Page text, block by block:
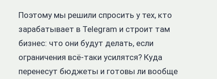
Поэтому мы решили спросить у тех, кто
зарабатывает в Telegram и строит там
бизнес: что они будут делать, если
ограничения всё-таки усилятся? Куда
перенесут бюджеты и готовы ли вообще